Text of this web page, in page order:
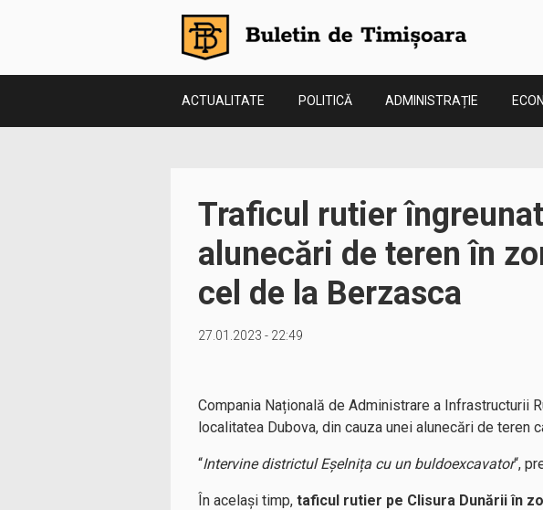
ACTUALITATE POLITICĂ ADMINISTRAȚIE
Traficul rutier
alunecări de teren în
cel de la Berzasca
27.01.2023 - 22:49
Compania Națională de Administrare a Infrastructurii
localitatea Dubova, din cauza unei alunecări de teren
“Intervine districtul Eșelnița cu un buldoexcavator“,
În același timp, taficul rutier pe Clisura Dunării în